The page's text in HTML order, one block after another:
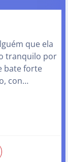
que ela
tranquilo por
bate forte
con…